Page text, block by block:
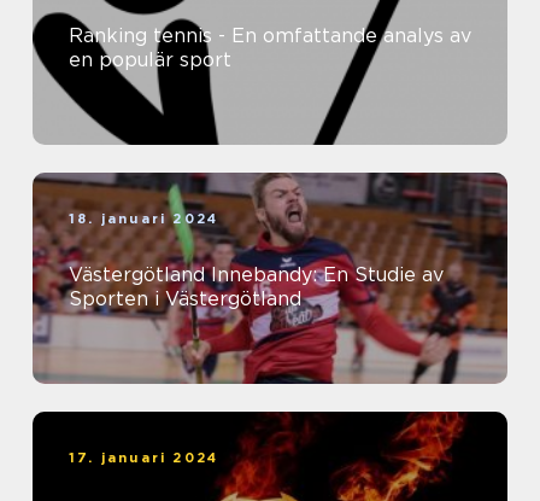
Ranking tennis - En omfattande analys av
en populär sport
18. januari 2024
Västergötland Innebandy: En Studie av
Sporten i Västergötland
17. januari 2024